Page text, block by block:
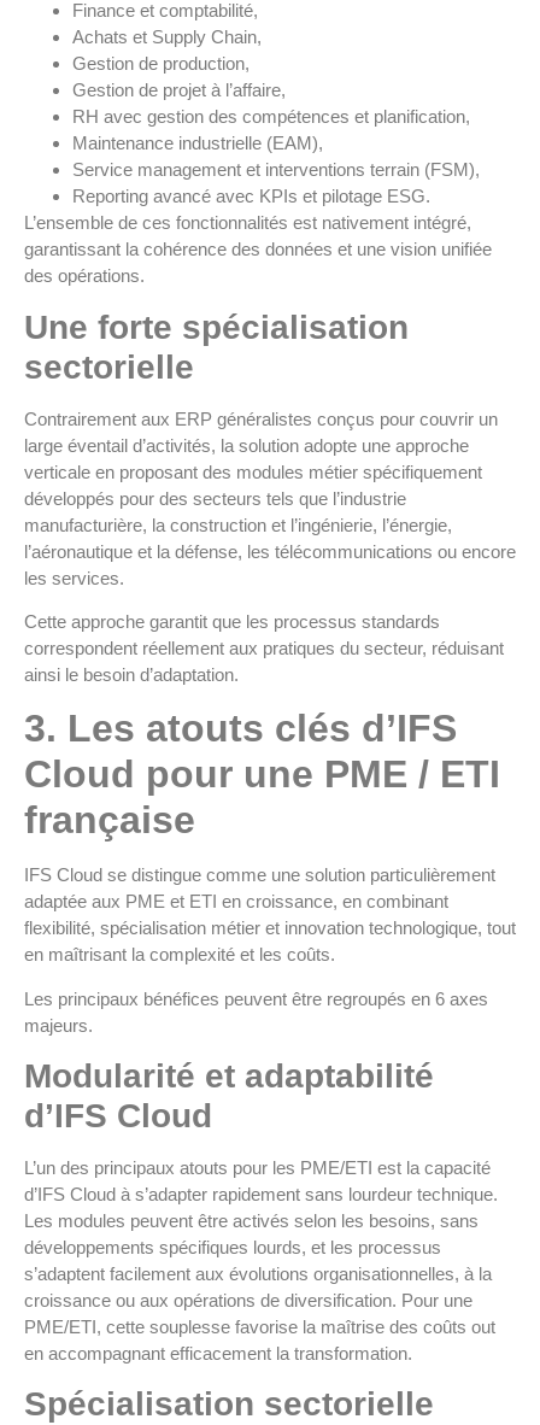
Finance et comptabilité,
Achats et Supply Chain,
Gestion de production,
Gestion de projet à l’affaire,
RH avec gestion des compétences et planification,
Maintenance industrielle (EAM),
Service management et interventions terrain (FSM),
Reporting avancé avec KPIs et pilotage ESG.
L’ensemble de ces fonctionnalités est nativement intégré,
garantissant la cohérence des données et une vision unifiée
des opérations.
Une forte spécialisation
sectorielle
Contrairement aux ERP généralistes conçus pour couvrir un
large éventail d’activités, la solution adopte une approche
verticale en proposant des modules métier spécifiquement
développés pour des secteurs tels que l’industrie
manufacturière, la construction et l’ingénierie, l’énergie,
l’aéronautique et la défense, les télécommunications ou encore
les services.
Cette approche garantit que les processus standards
correspondent réellement aux pratiques du secteur, réduisant
ainsi le besoin d’adaptation.
3. Les atouts clés d’IFS
Cloud pour une PME / ETI
française
IFS Cloud se distingue comme une solution particulièrement
adaptée aux PME et ETI en croissance, en combinant
flexibilité, spécialisation métier et innovation technologique, tout
en maîtrisant la complexité et les coûts.
Les principaux bénéfices peuvent être regroupés en 6 axes
majeurs.
Modularité et adaptabilité
d’IFS Cloud
L’un des principaux atouts pour les PME/ETI est la capacité
d’IFS Cloud à s’adapter rapidement sans lourdeur technique.
Les modules peuvent être activés selon les besoins, sans
développements spécifiques lourds, et les processus
s’adaptent facilement aux évolutions organisationnelles, à la
croissance ou aux opérations de diversification. Pour une
PME/ETI, cette souplesse favorise la maîtrise des coûts out
en accompagnant efficacement la transformation.
Spécialisation sectorielle